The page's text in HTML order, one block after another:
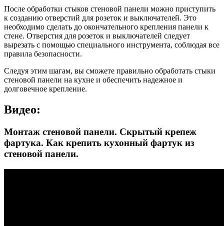
После обработки стыков стеновой панели можно приступить
к созданию отверстий для розеток и выключателей. Это
необходимо сделать до окончательного крепления панели к
стене. Отверстия для розеток и выключателей следует
вырезать с помощью специального инструмента, соблюдая все
правила безопасности.
Следуя этим шагам, вы сможете правильно обработать стыки
стеновой панели на кухне и обеспечить надежное и
долговечное крепление.
Видео:
Монтаж стеновой панели. Скрытый крепеж
фартука. Как крепить кухонный фартук из
стеновой панели.